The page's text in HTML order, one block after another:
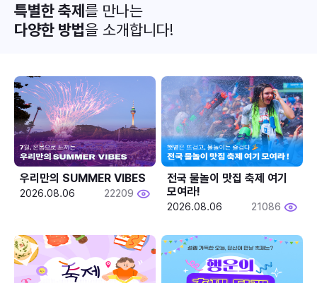
특별한 축제를 만나는
다양한 방법을 소개합니다!
우리만의 SUMMER VIBES
2026.08.06 22209
전국 물놀이 맛집 축제 여기
모여라!
2026.08.06 21086